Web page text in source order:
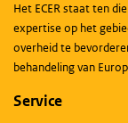
Het ECER staat ten
expertise op het
overheid te
behandeling van
Service